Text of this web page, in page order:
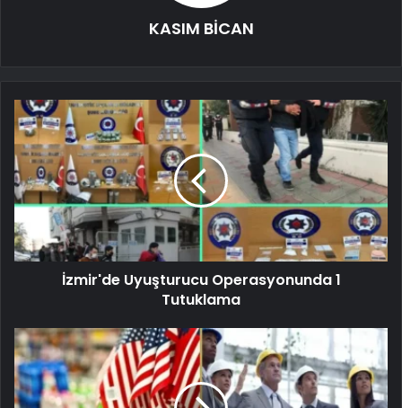
KASIM BİCAN
İzmir'de Uyuşturucu Operasyonunda 1
Tutuklama